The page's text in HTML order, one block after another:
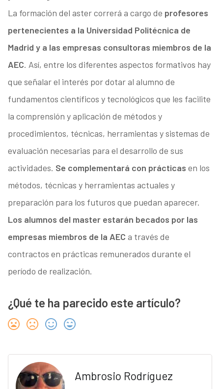
La formación del aster correrá a cargo de profesores
pertenecientes a la Universidad Politécnica de
Madrid y a las empresas consultoras miembros de la
AEC. Así, entre los diferentes aspectos formativos hay
que señalar el interés por dotar al alumno de
fundamentos científicos y tecnológicos que les facilite
la comprensión y aplicación de métodos y
procedimientos, técnicas, herramientas y sistemas de
evaluación necesarias para el desarrollo de sus
actividades. Se complementará con prácticas en los
métodos, técnicas y herramientas actuales y
preparación para los futuros que puedan aparecer.
Los alumnos del master estarán becados por las
empresas miembros de la AEC a través de
contractos en prácticas remunerados durante el
período de realización.
¿Qué te ha parecido este artículo?
Ambrosio Rodríguez